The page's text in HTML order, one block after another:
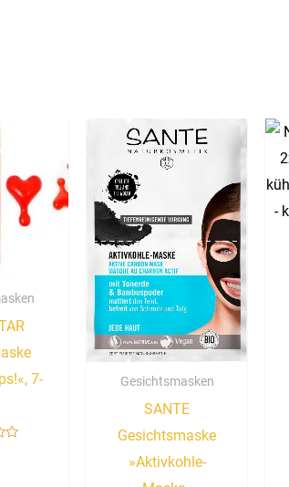
7-
Gesichtsmasken
SANTE
Gesichtsmaske
»Aktivkohle-